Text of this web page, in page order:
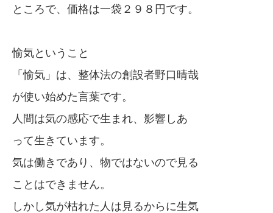
ところで、価格は一袋２９８円です。
愉気ということ
「愉気」は、整体法の創設者野口晴哉
が使い始めた言葉です。
人間は気の感応で生まれ、影響しあ
って生きています。
気は働きであり、物ではないので見る
ことはできません。
しかし気が枯れた人は見るからに生気